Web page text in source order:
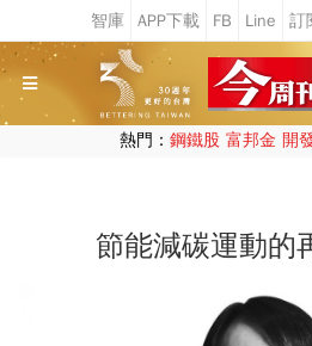
熱門： 鋼鐵股 富邦金 開
節能減碳運動的